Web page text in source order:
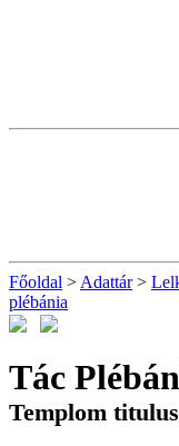
Főoldal > Adattár>
plébánia
Tác
Templom